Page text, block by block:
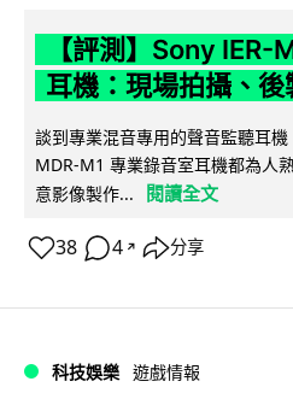
【評測】Sony
耳機：現場拍攝、
談到專業混音專用的聲音監聽耳
MDR-M1 專業錄音室耳機都為人
意影像製作...
閱讀全文
38 4 ↗ 分享
科技娛樂 遊戲情報